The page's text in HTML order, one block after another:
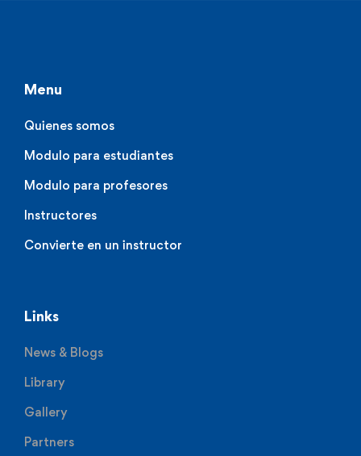
Menu
Quienes somos
Modulo para estudiantes
Modulo para profesores
Instructores
Convierte en un instructor
Links
News & Blogs
Library
Gallery
Partners